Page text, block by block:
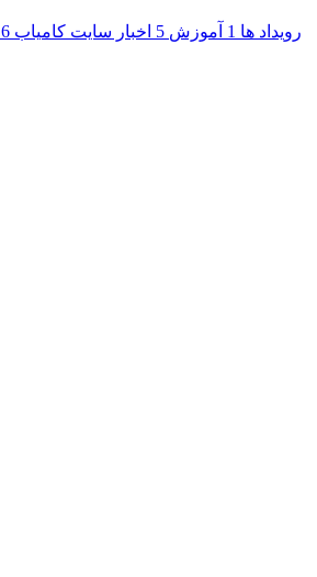
رویداد ها 1 آموزش 5 اخبار سایت کامیاب 6